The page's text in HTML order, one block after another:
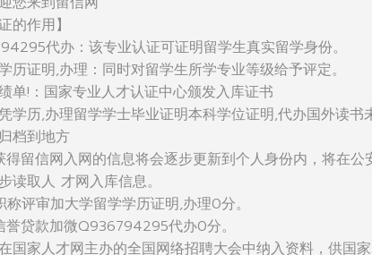
的作用】
代办：该专业认证可证明留学生真实留学身份。
历证明,办理：同时对留学生所学专业等级给予评定。
单!：国家专业人才认证中心颁发入库证书
学历,办理留学学士毕业证明本科学位证明,代办国外读书
档到地方
得留信网入网的信息将会逐步更新到个人身份内，将在
读取人 才网入库信息。
称评审加大学留学学历证明,办理0分。
誉贷款加微Q936794295代办0分。
国家人才网主办的全国网络招聘大会中纳入资料，供国